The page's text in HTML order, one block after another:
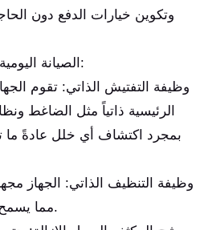
وتكوين خيارات الدفع دون
الصيانة اليومية مريحة على قدم المساواة:
وظيفة التفتيش الذاتي: تقوم
الرئيسية ذاتياً مثل الضاغط
بمجرد اكتشاف أي خلل عادةً ما
وظيفة التنظيف الذاتي: الجهاز
مما يسمح لك بتنظيف الجهاز بسرعة.